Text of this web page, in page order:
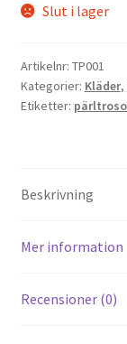
Slut i lager
Artikelnr: TP001
Kategorier: Kläder,
Etiketter:
Beskrivning
Mer information
Recensioner (0)